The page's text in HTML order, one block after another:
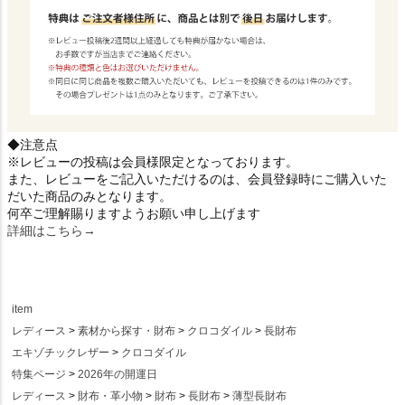
◆注意点
※レビューの投稿は会員様限定となっております。
また、レビューをご記入いただけるのは、会員登録時にご購入いた
だいた商品のみとなります。
何卒ご理解賜りますようお願い申し上げます
詳細はこちら→
item
レディース
素材から探す・財布 クロコダイル
長財布
エキゾチックレザー
クロコダイル
特集ページ
2026年の開運日
レディース
財布・革小物 財布 長財布 薄型長財布